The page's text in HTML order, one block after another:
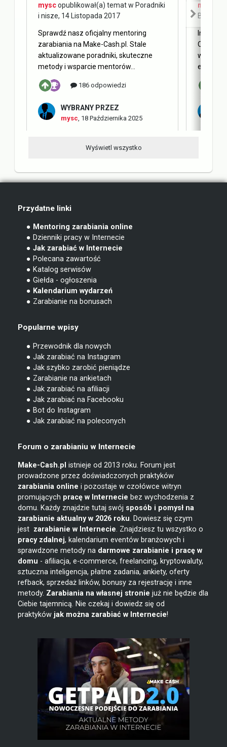
myscopublikował(a) temat w Poradniki
i nisze, 14 Listopada 2017
Sprawdź nasz oficjalny mentoring
zarabiania na Make-Cash.pl. Stale
aktualizowane poradniki, skuteczne
metody i wsparcie mentorów...
186 odpowiedzi
WYBRANY PRZEZ
mysc 18 Października 2025
mysc
Blog
Internet
Obecnie
w
Wyświetl wszystko
Przydatne linki
● Mentoring zarabiania online
● Dzienniki pracy w Internecie
● Jak zarabiać w Internecie
● Polecana zawartość
● Katalog serwisów
● Giełda - ogłoszenia
● Kalendarium wydarzeń
● Zarabianie na bonusach
Popularne wpisy
● Przewodnik dla nowych
● Jak zarabiać na Instagram
● Jak szybko zarobić pieniądze
● Zarabianie na ankietach
● Jak zarabiać na afiliacji
● Jak zarabiać na Facebooku
● Bot do Instagram
● Jak zarabiać na poleconych
Forum o zarabianiu w Internecie
Make-Cash.pl istnieje od 2013 roku. Forum jest
prowadzone przez doświadczonych praktyków
zarabiania online i pozostaje w czołówce witryn
promujących pracę w Internecie bez wychodzenia z
domu. Każdy znajdzie tutaj swój sposób i pomysł na
zarabianie aktualny w 2026 roku. Dowiesz się czym
jest zarabianie w Internecie. Znajdziesz tu wszystko o
pracy zdalnej, kalendarium eventów branżowych i
sprawdzone metody na darmowe zarabianie i pracę w
domu - afiliacja, e-commerce, freelancing, kryptowaluty,
sztuczna inteligencja, płatne zadania, ankiety, oferty
refback, sprzedaż linków, bonusy za rejestrację i inne
metody. Zarabiania na własnej stronie już nie będzie dla
Ciebie tajemnicą. Nie czekaj i dowiedz się od
praktyków jak można zarabiać w Internecie!